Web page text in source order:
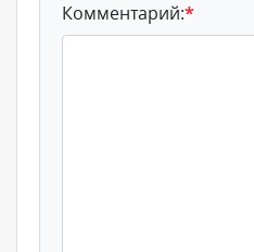
Комментарий:*